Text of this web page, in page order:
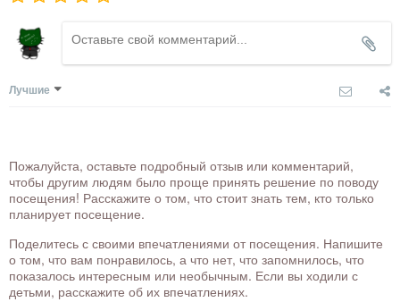
Лучшие
Пожалуйста, оставьте подробный отзыв или комментарий,
чтобы другим людям было проще принять решение по поводу
посещения! Расскажите о том, что стоит знать тем, кто только
планирует посещение.
Поделитесь с своими впечатлениями от посещения. Напишите
о том, что вам понравилось, а что нет, что запомнилось, что
показалось интересным или необычным. Если вы ходили с
детьми, расскажите об их впечатлениях.